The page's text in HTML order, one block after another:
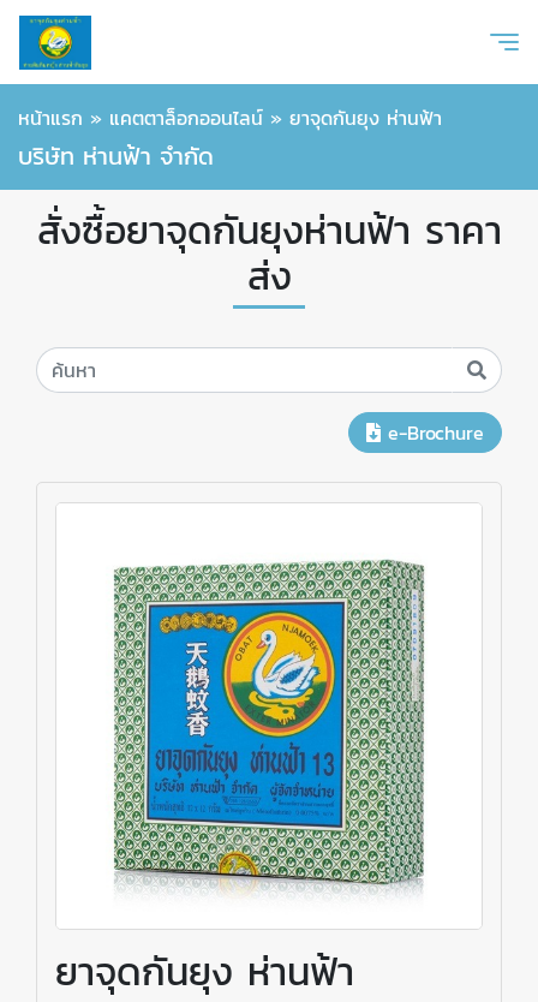
หน้าแรก » แคตตาล็อกออนไลน์ » ยาจุดกันยุง ห่านฟ้า
บริษัท ห่านฟ้า จำกัด
สั่งซื้อยาจุดกันยุงห่านฟ้า ราคา
ส่ง
e-Brochure
ยาจุดกันยุง ห่านฟ้า